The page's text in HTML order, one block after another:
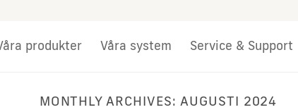
produkter Våra system Service & Support
MONTHLY ARCHIVES:AUGUSTI 2024